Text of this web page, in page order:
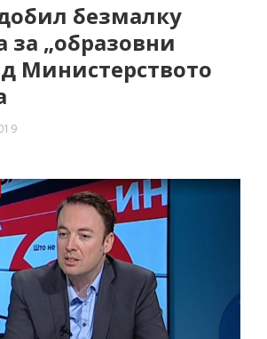
безмалку
за „образовни
Министерството